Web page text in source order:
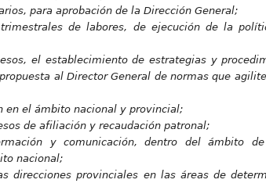
para aprobación de la Dirección General;
de labores, de ejecución de la
el establecimiento de estrategias y
al Director General de normas que
en el ámbito nacional y provincial;
de afiliación y recaudación patronal;
y comunicación, dentro del ámbito
nacional;
direcciones provinciales en las áreas de